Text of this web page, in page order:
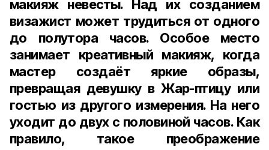
макияж невесты. Над их созданием
визажист может трудиться от одного
до полутора часов. Особое место
занимает креативный макияж, когда
мастер создаёт яркие образы,
превращая девушку в Жар-птицу или
гостью из другого измерения. На него
уходит до двух с половиной часов. Как
правило, такое преображение